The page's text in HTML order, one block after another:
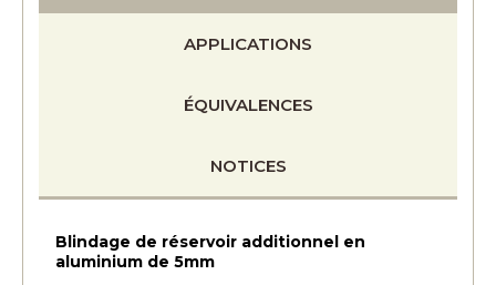
APPLICATIONS
ÉQUIVALENCES
NOTICES
Blindage de réservoir additionnel en
aluminium de 5mm